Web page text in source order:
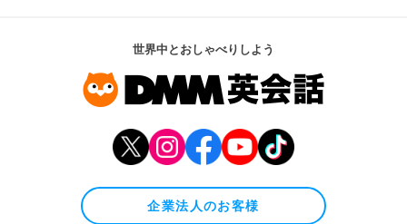
世界中とおしゃべりしよう
企業法人のお客様